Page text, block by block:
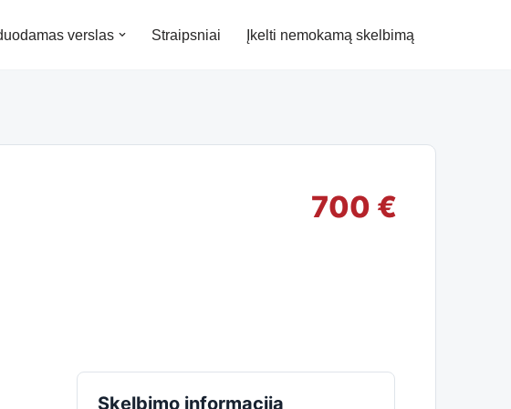
verslas Straipsniai Įkelti nemokamą skelbimą
700 €
Skelbimo informacija